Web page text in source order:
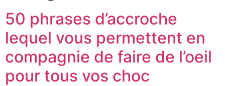
50 phrases d’accroche
lequel vous permettent en
compagnie de faire de l’oeil
pour tous vos choc